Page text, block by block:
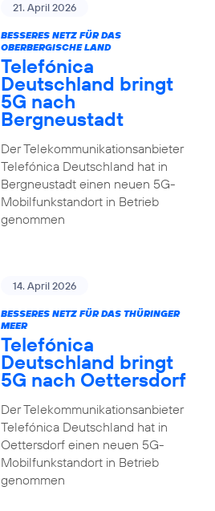
21. April 2026
BESSERES NETZ FÜR DAS
OBERBERGISCHE LAND
Telefónica
Deutschland bringt
5G nach
Bergneustadt
Der Telekommunikationsanbieter
Telefónica Deutschland hat in
Bergneustadt einen neuen 5G-
Mobilfunkstandort in Betrieb
genommen
14. April 2026
BESSERES NETZ FÜR DAS THÜRINGER
MEER
Telefónica
Deutschland bringt
5G nach Oettersdorf
Der Telekommunikationsanbieter
Telefónica Deutschland hat in
Oettersdorf einen neuen 5G-
Mobilfunkstandort in Betrieb
genommen